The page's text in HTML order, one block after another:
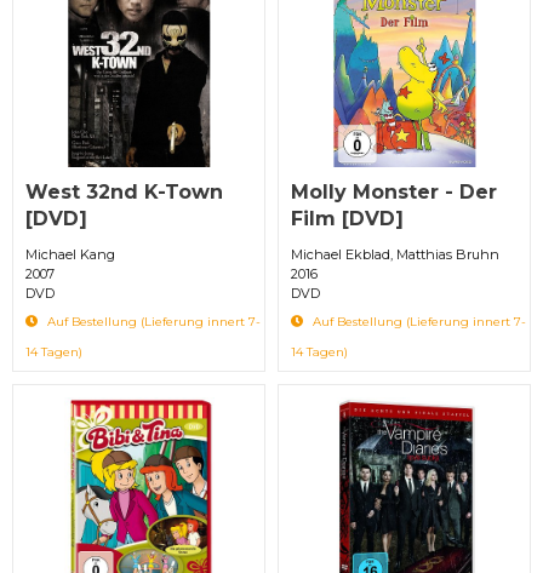
West 32nd K-Town
[DVD]
Michael Kang
2007
DVD
Auf Bestellung (Lieferung innert 7-
14 Tagen)
Molly Monster - Der
Film [DVD]
Michael Ekblad, Matthias Bruhn
2016
DVD
Auf Bestellung (Lieferung innert 7-
14 Tagen)